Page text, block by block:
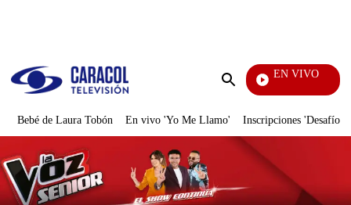
Enviar
EN VIVO
Ciudad Lejana
Bebé de Laura Tobón En vivo 'Yo Me Llamo' Inscripciones 'Desafío'